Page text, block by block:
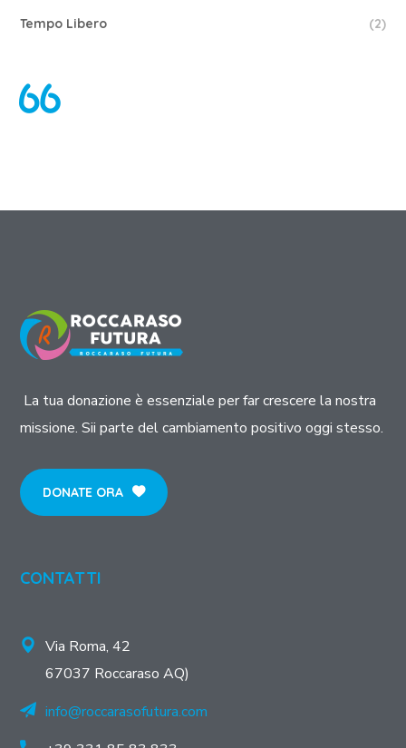
Tempo Libero (2)
La tua donazione è essenziale per far crescere la nostra
missione. Sii parte del cambiamento positivo oggi stesso.
DONATE ORA
CONTATTI
Via Roma, 42
67037 Roccaraso AQ)
info@roccarasofutura.com